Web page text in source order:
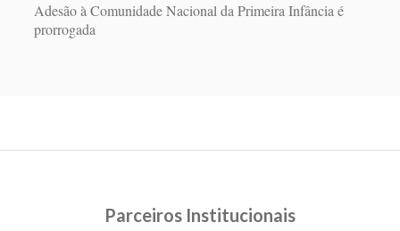
Adesão à Comunidade Nacional da Primeira Infância é
prorrogada
Parceiros Institucionais